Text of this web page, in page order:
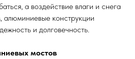
а воздействие влаги и снега
алюминиевые конструкции
и долговечность.
мостов